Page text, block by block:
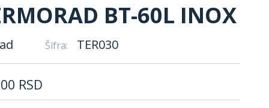
BT-60L INOX
Šifra: TER030
00 RSD